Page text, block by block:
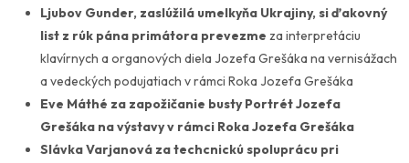
Ljubov Gunder, zaslúžilá umelkyňa Ukrajiny, si ďakovný
list z rúk pána primátora prevezme za interpretáciu
klavírnych a organových diela Jozefa Grešáka na vernisážach
a vedeckých podujatiach v rámci Roka Jozefa Grešáka
Eve Máthé za zapožičanie busty Portrét Jozefa
Grešáka na výstavy v rámci Roka Jozefa Grešáka
Slávka Varjanová za techcnickú spoluprácu pri